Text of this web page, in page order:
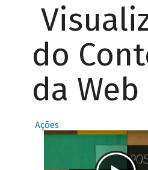
do
da Web
Ações